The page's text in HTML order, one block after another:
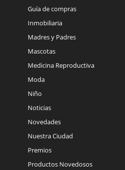
Guía de compras
Inmobiliaria
Madres y Padres
Mascotas
Medicina Reproductiva
Moda
Niño
Noticias
Novedades
Nuestra Ciudad
Premios
Productos Novedosos